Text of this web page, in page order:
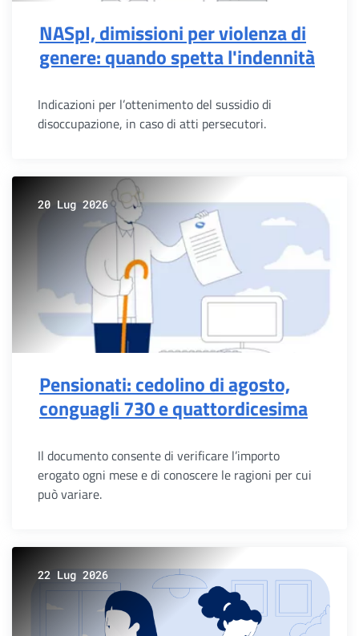
NASpI, dimissioni per violenza di
genere: quando spetta l'indennità
Indicazioni per l’ottenimento del sussidio di
disoccupazione, in caso di atti persecutori.
20 Lug 2026
Pensionati: cedolino di agosto,
conguagli 730 e quattordicesima
Il documento consente di verificare l’importo
erogato ogni mese e di conoscere le ragioni per cui
può variare.
22 Lug 2026